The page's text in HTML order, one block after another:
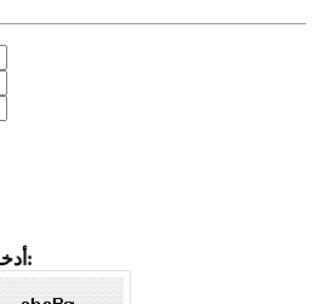
أدخل الكود الموجود في الصورة: